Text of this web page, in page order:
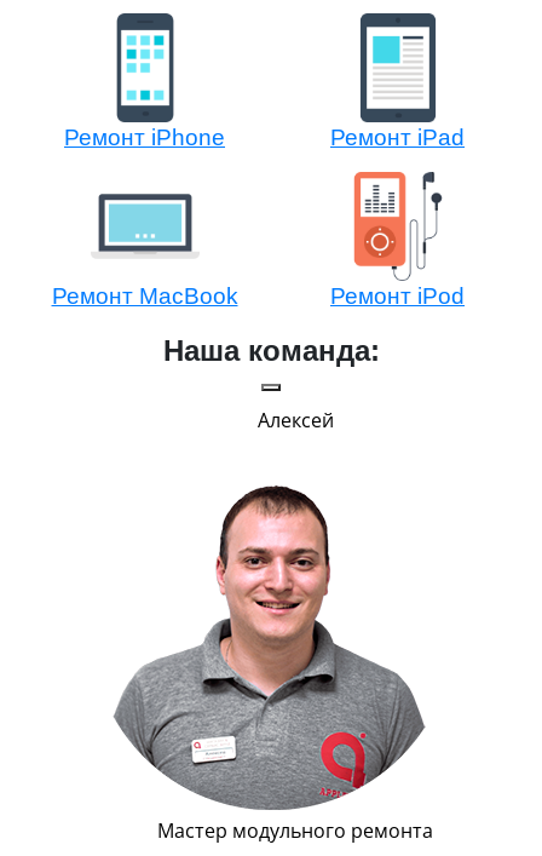
Ремонт iPhone Ремонт iPad
Ремонт MacBook Ремонт iPod
Наша команда:
Алексей
Мастер модульного ремонта